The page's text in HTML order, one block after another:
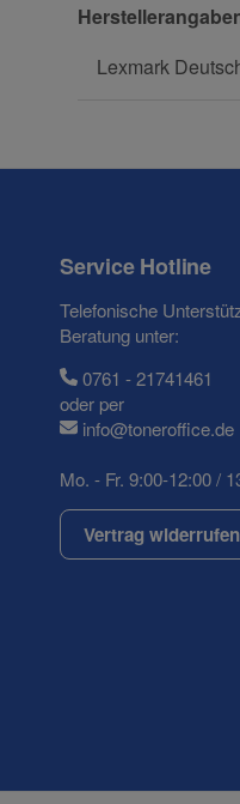
Lexmark
Service Hotline
Telefonische
Beratung unter:
0761 - 21741461
oder per
info@toneroffice.de
Mo. - Fr. 9:00-12:00 /
Vertrag widerrufen